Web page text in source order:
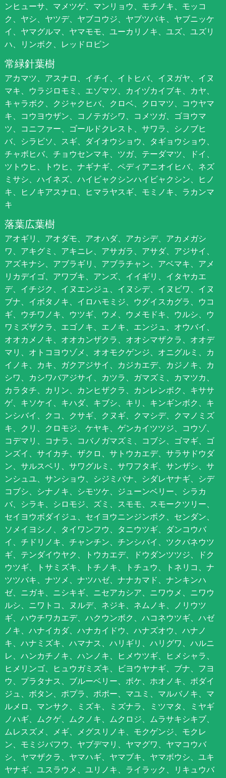
ンヒューサ、マメツゲ、マンリョウ、モチノキ、モッコ
ク、ヤシ、ヤツデ、ヤブコウジ、ヤブツバキ、ヤブニッケ
イ、ヤマグルマ、ヤマモモ、ユーカリノキ、ユズ、ユズリ
ハ、リンボク、レッドロビン
常緑針葉樹
アカマツ、アスナロ、イチイ、イトヒバ、イヌガヤ、イヌ
マキ、ウラジロモミ、エゾマツ、カイヅカイブキ、カヤ、
キャラボク、クジャクヒバ、クロベ、クロマツ、コウヤマ
キ、コウヨウザン、コノテガシワ、コメツガ、ゴヨウマ
ツ、コニファー、ゴールドクレスト、サワラ、シノブヒ
バ、シラビソ、スギ、ダイオウショウ、タギョウショウ、
チャボヒバ、チョウセンマキ、ツガ、テーダマツ、ドイ、
ツトウヒ、トウヒ、ナギナギ、ペディアニオイヒバ、ネズ
ミサシ、ハイネズ、ハイビャクシンハイビャクシン、ヒノ
キ、ヒノキアスナロ、ヒマラヤスギ、モミノキ、ラカンマ
キ
落葉広葉樹
アオギリ、アオダモ、アオハダ、アカシデ、アカメガシ
ワ、アキグミ、アキニレ、アサガラ、アサダ、アジサイ、
アズキナシ、アブラギリ、アブラチャン、アベマキ、アメ
リカデイゴ、アワブキ、アンズ、イイギリ、イタヤカエ
デ、イチジク、イヌエンジュ、イヌシデ、イヌビワ、イヌ
ブナ、イボタノキ、イロハモミジ、ウグイスカグラ、ウコ
ギ、ウチワノキ、ウツギ、ウメ、ウメモドキ、ウルシ、ウ
ワミズザクラ、エゴノキ、エノキ、エンジュ、オウバイ、
オオカメノキ、オオカンザクラ、オオシマザクラ、オオデ
マリ、オトコヨウゾメ、オオモクゲンジ、オニグルミ、カ
イノキ、カキ、ガクアジサイ、カジカエデ、カジノキ、カ
シワ、カシワバアジサイ、カツラ、ガマズミ、カマツカ、
カラタチ、カリン、カンヒザクラ、カンレンボク、キササ
ゲ、キソケイ、キハダ、キブシ、キリ、キンギンボク、キ
ンシバイ、クコ、クサギ、クヌギ、クマシデ、クマノミズ
キ、クリ、クロモジ、ケヤキ、ゲンカイツツジ、コウゾ、
コデマリ、コナラ、コバノガマズミ、コブシ、ゴマギ、ゴ
ンズイ、サイカチ、ザクロ、サトウカエデ、サラサドウダ
ン、サルスベリ、サワグルミ、サワフタギ、サンザシ、サ
ンシュユ、サンショウ、シジミバナ、シダレヤナギ、シデ
コブシ、シナノキ、シモツケ、ジューンベリー、シラカ
バ、シラキ、シロモジ、ズミ、スモモ、スモークツリー、
セイヨウボダイジュ、セイヨウニンジンボク、センダン、
ソメイヨシノ、タイワンフウ、タニウツギ、ダンコウバ
イ、チドリノキ、チャンチン、チンシバイ、ツクバネウツ
ギ、テンダイウヤク、トウカエデ、ドウダンツツジ、ドク
ウツギ、トサミズキ、トチノキ、トチュウ、トネリコ、ナ
ツツバキ、ナツメ、ナツハゼ、ナナカマド、ナンキンハ
ゼ、ニガキ、ニシキギ、ニセアカシア、ニワウメ、ニワウ
ルシ、ニワトコ、ヌルデ、ネジキ、ネムノキ、ノリウツ
ギ、ハウチワカエデ、ハクウンボク、ハコネウツギ、ハゼ
ノキ、ハナイカダ、ハナカイドウ、ハナズオウ、ハナノ
キ、ハナミズキ、ハマナス、ハリギリ、ハリグワ、ハルニ
レ、ハンカチノキ、ハンノキ、ヒメウツギ、ヒメシャラ、
ヒメリンゴ、ヒュウガミズキ、ビヨウヤナギ、ブナ、フヨ
ウ、プラタナス、ブルーベリー、ボケ、ホオノキ、ボダイ
ジュ、ボタン、ポプラ、ポポー、マユミ、マルバノキ、マ
ルメロ、マンサク、ミズキ、ミズナラ、ミツマタ、ミヤギ
ノハギ、ムクゲ、ムクノキ、ムクロジ、ムラサキシキブ、
ムレスズメ、メギ、メグスリノキ、モクゲンジ、モクレ
ン、モミジバフウ、ヤブデマリ、ヤマグワ、ヤマコウバ
シ、ヤマザクラ、ヤマハギ、ヤマブキ、ヤマボウシ、ユキ
ヤナギ、ユスラウメ、ユリノキ、ライラック、リキュウバ